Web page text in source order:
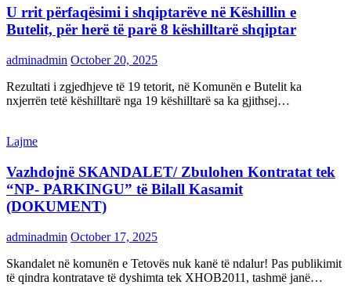
U rrit përfaqësimi i shqiptarëve në Këshillin e
Butelit, për herë të parë 8 këshilltarë shqiptar
adminadmin October 20, 2025
Rezultati i zgjedhjeve të 19 tetorit, në Komunën e Butelit ka
nxjerrën tetë këshilltarë nga 19 këshilltarë sa ka gjithsej…
Lajme
Vazhdojnë SKANDALET/ Zbulohen Kontratat tek
“NP- PARKINGU” të Bilall Kasamit
(DOKUMENT)
adminadmin October 17, 2025
Skandalet në komunën e Tetovës nuk kanë të ndalur! Pas publikimit
të qindra kontratave të dyshimta tek XHOB2011, tashmë janë…